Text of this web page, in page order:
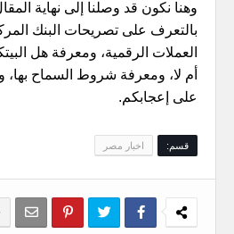
وهنا نكون قد وصلنا إلى نهاية
بالتعرف على تصريحات البنك
العملات الرقمية، ومعرفة هل
أم لا، ومعرفة شروط السماح بها،
على إعجابكم.
قسم: اخبار مصر